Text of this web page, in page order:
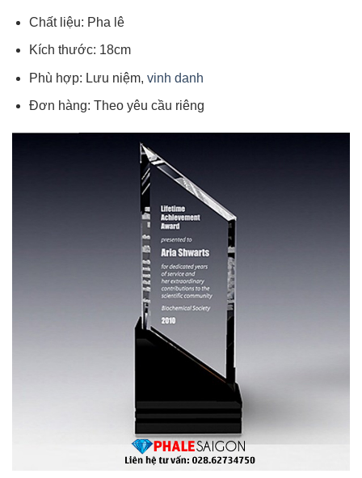
Chất liệu: Pha lê
Kích thước: 18cm
Phù hợp: Lưu niệm, vinh danh
Đơn hàng: Theo yêu cầu riêng